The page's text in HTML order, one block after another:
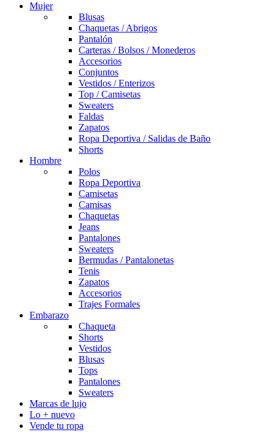
Mujer
Blusas
Chaquetas / Abrigos
Pantalón
Carteras / Bolsos / Monederos
Accesorios
Conjuntos
Vestidos / Enterizos
Top / Camisetas
Sweaters
Faldas
Zapatos
Ropa Deportiva / Salidas de Baño
Shorts
Hombre
Polos
Ropa Deportiva
Camisetas
Camisas
Chaquetas
Jeans
Pantalones
Sweaters
Bermudas / Pantalonetas
Tenis
Zapatos
Accesorios
Trajes Formales
Embarazo
Chaqueta
Shorts
Vestidos
Blusas
Tops
Pantalones
Sweaters
Marcas de lujo
Lo + nuevo
Vende tu ropa